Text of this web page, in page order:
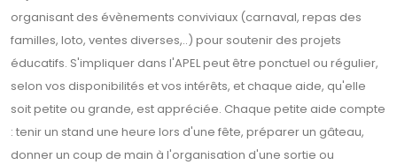
organisant des évènements conviviaux (carnaval, repas des
familles, loto, ventes diverses,..) pour soutenir des projets
éducatifs. S'impliquer dans l'APEL peut être ponctuel ou régulier,
selon vos disponibilités et vos intérêts, et chaque aide, qu'elle
soit petite ou grande, est appréciée. Chaque petite aide compte
: tenir un stand une heure lors d'une fête, préparer un gâteau,
donner un coup de main à l'organisation d'une sortie ou